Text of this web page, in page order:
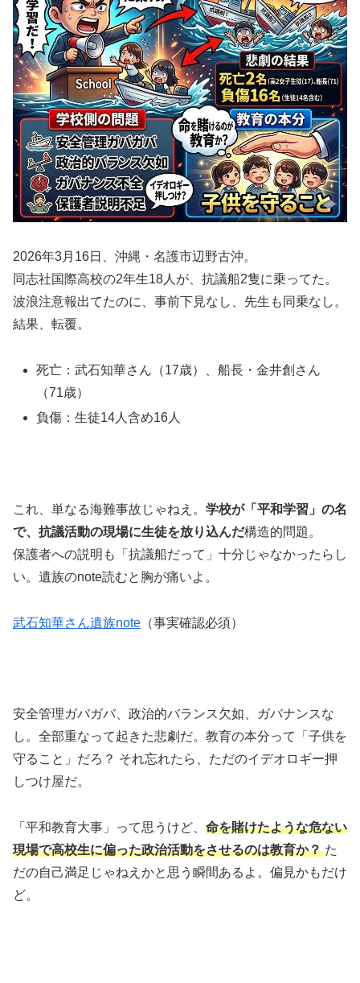
2026年3月16日、沖縄・名護市辺野古沖。
同志社国際高校の2年生18人が、抗議船2隻に乗ってた。
波浪注意報出てたのに、事前下見なし、先生も同乗なし。
結果、転覆。
死亡：武石知華さん（17歳）、船長・金井創さん
（71歳）
負傷：生徒14人含め16人
これ、単なる海難事故じゃねえ。 学校が「平和学習」の名
で、抗議活動の現場に生徒を放り込んだ構造的問題。
保護者への説明も「抗議船だって」十分じゃなかったらし
い。遺族のnote読むと胸が痛いよ。
武石知華さん遺族note （事実確認必須）
安全管理ガバガバ、政治的バランス欠如、ガバナンスな
し。全部重なって起きた悲劇だ。教育の本分って「子供を
守ること」だろ？ それ忘れたら、ただのイデオロギー押
しつけ屋だ。
「平和教育大事」って思うけど、 命を賭けたような危ない
現場で高校生に偏った政治活動をさせるのは教育か？ た
だの自己満足じゃねえかと思う瞬間あるよ。偏見かもだけ
ど。